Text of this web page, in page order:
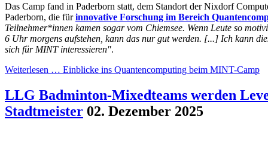
Das Camp fand in Paderborn statt, dem Standort der Nixdorf
Paderborn, die fürinnovative Forschung im Bereich
Teilnehmer*innen kamen sogar vom Chiemsee. Wenn Leute so
6 Uhr morgens aufstehen, kann das nur gut werden. [...] Ich kann
sich für MINT interessieren".
Weiterlesen … Einblicke ins Quantencomputing beim MINT-Camp
LLG Badminton-Mixedteams werden
Stadtmeister 02. Dezember 2025